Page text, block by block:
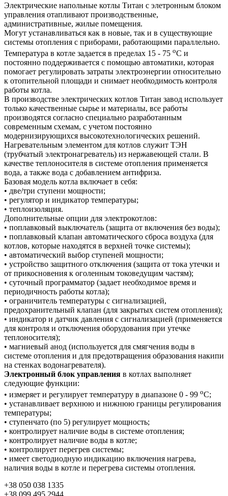
Электрические напольные котлы Титан с элетронным блоком
управления отапливают производственные,
административные, жилые помещения.
Могут устанавливаться как в новые, так и в существующие
системы отопления с приборами, работающими параллельно.
Температура в котле задается в пределах 15 - 75 оС и
постоянно поддерживается с помощью автоматики, которая
помогает регулировать затраты электроэнергии относительно
к отопительной площади и снимает необходимость контроля
работы котла.
В производстве электрических котлов Титан завод использует
только качественные сырье и материалы, все работы
производятся согласно специально разработанным
современным схемам, с учетом постоянно
модернизирующихся высокотехнологических решений.
Нагревательным элементом для котлов служит ТЭН
(трубчатый электронагреватель) из нержавеющей стали. В
качестве теплоносителя в системе отопления применяется
вода, а также вода с добавлением антифриза.
Базовая модель котла включает в себя:
• две/три ступени мощности;
• регулятор и индикатор температуры;
• теплоизоляция.
Дополнительные опции для электрокотлов:
• поплавковый выключатель (защита от включения без воды);
• поплавковый клапан автоматического сброса воздуха (для
котлов, которые находятся в верхней точке системы);
• автоматический выбор ступеней мощности;
• устройство защитного отключения (защита от тока утечки и
от прикосновения к оголенным токоведущим частям);
• суточный программатор (задает необходимое время и
периодичность работы котла);
• ограничитель температуры с сигнализацией,
предохранительный клапан (для закрытых систем отопления);
• индикатор и датчик давления с сигнализацией (применяется
для контроля и отключения оборудования при утечке
теплоносителя);
• магниевый анод (используется для смягчения воды в
системе отопления и для предотвращения образования накипи
на стенках водонагревателя).
Электронный блок управления в котлах выполняет
следующие функции:
• измеряет и регулирует температуру в диапазоне 0 - 99 оС;
• устанавливает верхнюю и нижнюю границы регулирования
температуры;
• ступенчато (по 5) регулирует мощность;
• контролирует наличие воды в системе отопления;
• контролирует наличие воды в котле;
• контролирует перегрев системы;
• имеет светодиодную индикацию включения нагрева,
наличия воды в котле и перегрева системы отопления.
+38 050 038 1335